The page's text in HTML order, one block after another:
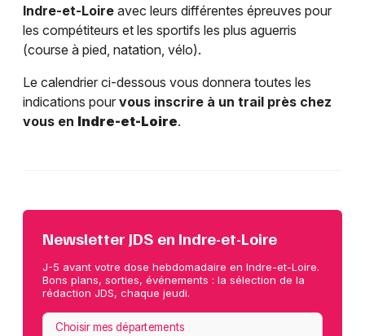
Indre-et-Loire avec leurs différentes épreuves pour
les compétiteurs et les sportifs les plus aguerris
(course à pied, natation, vélo).
Le calendrier ci-dessous vous donnera toutes les
indications pour vous inscrire à un trail près chez
vous en Indre-et-Loire.
Newsletter JDS en Indre-et-Loire
J-5 avant votre dose hebdomadaire en Indre-et-Loire.
Bons plans, sorties, événements : la sélection de la
rédaction JDS, chaque jeudi.
Choisir mes départements